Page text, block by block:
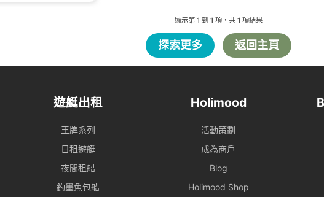
顯示第 1 到 1 項，共 1 項結果
探索更多 返回主頁
遊艇出租
王牌系列
日租遊艇
夜間租船
釣墨魚包船
Holimood
活動策劃
成為商戶
Blog
Holimood Shop